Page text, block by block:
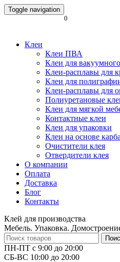
Toggle navigation
0
Клеи
Клеи ПВА
Клеи для
Клеи-расплавы для
Клеи для
Клеи-расплавы для
Полиуретановые
Клеи для мягкой
Контактные клеи
Клеи для упаковки
Клеи на основе
Очистители клея
Отвердители клея
О компании
Оплата
Доставка
Блог
Контакты
Клей для производства
Мебель. Упаковка.
ПН-ПТ с 9:00 до 20:00
СБ-ВС 10:00 до 20:00